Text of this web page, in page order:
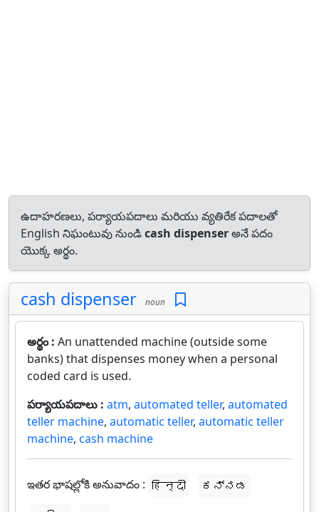
ఉదాహరణలు, పర్యాయపదాలు మరియు వ్యతిరేక పదాలతో
English నిఘంటువు నుండిcash dispenserఅనే పదం
యొక్క అర్థం.
cash dispenser noun
అర్థం : An unattended machine (outside some
banks) that dispenses money when a personal
coded card is used.
పర్యాయపదాలు : atm, automated teller, automated
teller machine, automatic teller, automatic teller
machine, cash machine
ఇతర భాషల్లోకి అనువాదం : हिन्दी
ಕನ್ನಡ